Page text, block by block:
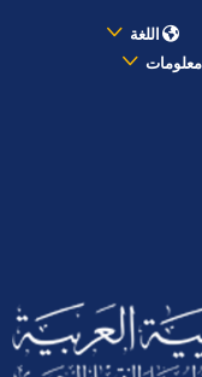
اللغة
معلومات